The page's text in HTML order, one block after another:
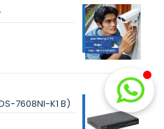
7608NI-K1 B)